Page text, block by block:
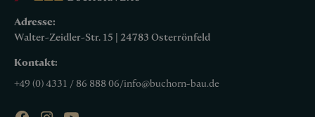
Adresse:
Walter-Zeidler-Str. 15 | 24783 Osterrönfeld
Kontakt:
+49 (0) 4331 / 86 888 06/info@buchorn-bau.de